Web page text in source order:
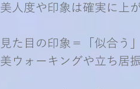
美人度や印象は確実に上
見た目の印象＝「似合う
美ウォーキングや立ち居